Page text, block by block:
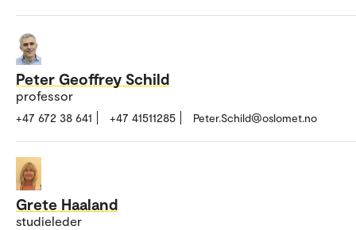
Peter Geoffrey Schild
professor
+47 672 38 641 +47 41511285 Peter.Schild@oslomet.no
Grete Haaland
studieleder